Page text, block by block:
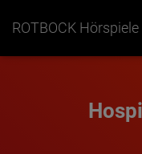
ROTBOCK Hörspiele